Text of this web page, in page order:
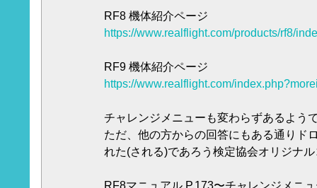
RF8 機体紹介ページ
https://www.realflight.com/products/rf8/
RF9 機体紹介ページ
https://www.realflight.com/
チャレンジメニューも変わらずあるよう
ただ、他の方からの回答にもある通りド
れた(される)であろう検定協会オリジナ
RF8マニュアル P,173〜チャレンジメニ